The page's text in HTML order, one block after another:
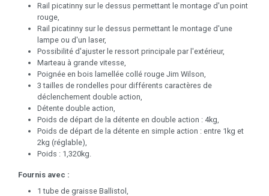
Rail picatinny sur le dessus permettant le montage d'un point
rouge,
Rail picatinny sur le dessus permettant le montage d'une
lampe ou d'un laser,
Possibilité d'ajuster le ressort principale par l'extérieur,
Marteau à grande vitesse,
Poignée en bois lamellée collé rouge Jim Wilson,
3 tailles de rondelles pour différents caractères de
déclenchement double action,
Détente double action,
Poids de départ de la détente en double action : 4kg,
Poids de départ de la détente en simple action : entre 1kg et
2kg (réglable),
Poids : 1,320kg.
Fournis avec :
1 tube de graisse Ballistol,